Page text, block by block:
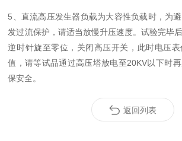
5、直流高压发生器负载为大容性负载时，为
发过流保护，请适当放慢升压速度。试验完毕
逆时针旋至零位，关闭高压开关，此时电压
值，请等试品通过高压塔放电至20KV以下时
保安全。
返回列表